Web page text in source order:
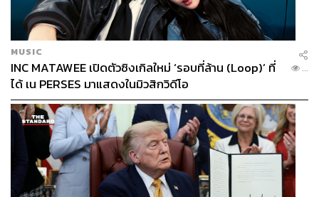
MUSIC
INC MATAWEE เปิดตัวซิงเกิลใหม่ ‘รอบที่ล้าน (Loop)’ ที่
ได้ เน PERSES มาแสดงในมิวสิกวิดีโอ
...